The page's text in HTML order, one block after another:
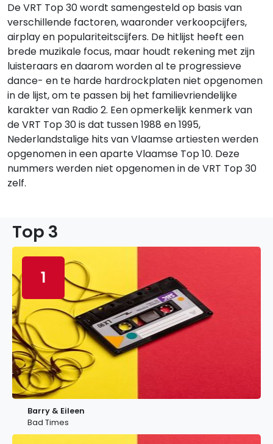
De VRT Top 30 wordt samengesteld op basis van
verschillende factoren, waaronder verkoopcijfers,
airplay en populariteitscijfers. De hitlijst heeft een
brede muzikale focus, maar houdt rekening met zijn
luisteraars en daarom worden al te progressieve
dance- en te harde hardrockplaten niet opgenomen
in de lijst, om te passen bij het familievriendelijke
karakter van Radio 2. Een opmerkelijk kenmerk van
de VRT Top 30 is dat tussen 1988 en 1995,
Nederlandstalige hits van Vlaamse artiesten werden
opgenomen in een aparte Vlaamse Top 10. Deze
nummers werden niet opgenomen in de VRT Top 30
zelf.
Top 3
1
Barry & Eileen
Bad Times